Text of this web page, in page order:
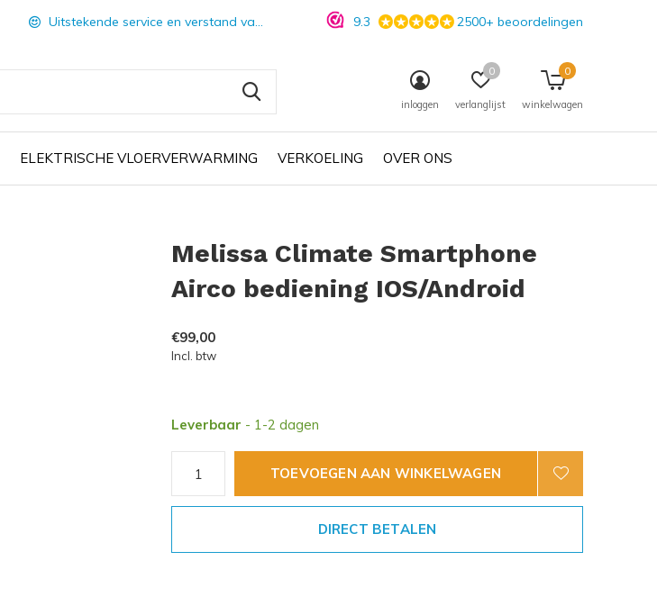
ELEKTRISCHE VLOERVERWARMING VERKOELING OVER ONS
inloggen verlanglijst
0
winkelwagen
0
Uitstekende service en verstand van zaken 9.3 2500+ beoordelingen
Melissa Climate Smartphone
Airco bediening IOS/Android
€99,00
Incl. btw
Leverbaar - 1-2 dagen
TOEVOEGEN AAN WINKELWAGEN
DIRECT BETALEN